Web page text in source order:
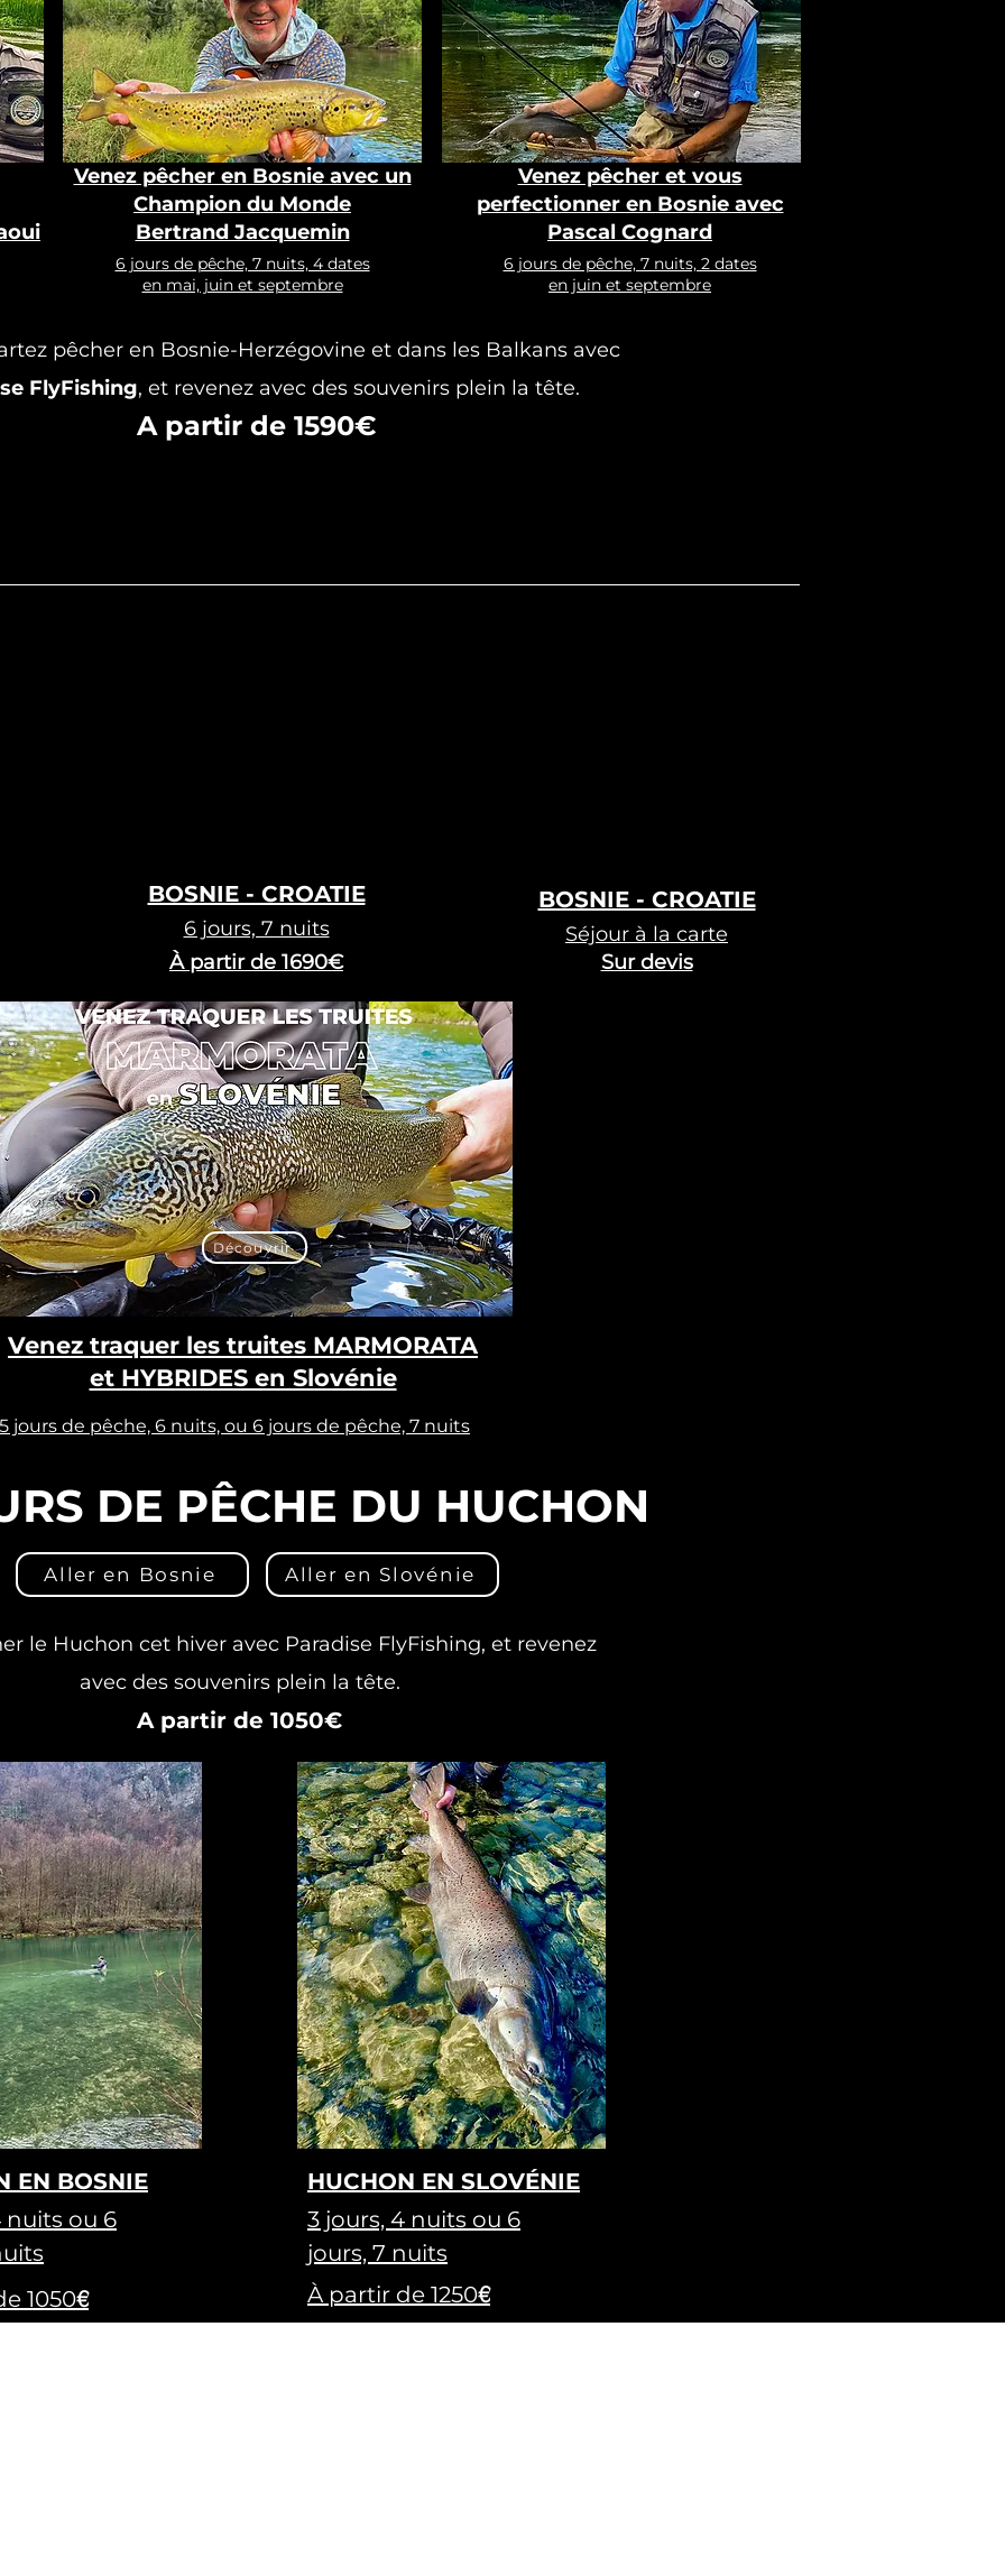
Venez pêcher en Bosnie avec un
Champion du Monde
Bertrand Jacquemin
6 jours de pêche, 7 nuits, 4 dates
en mai, juin et septembre
Venez pêcher et vous
perfectionner en Bosnie avec
Pascal Cognard
6 jours de pêche, 7 nuits, 2 dates
en juin et septembre
pêcher en Bosnie-Herzégovine et dans les Balkans avec
FlyFishing, et revenez avec des souvenirs plein la tête.
A partir de 1590€
BOSNIE - CROATIE
6 jours, 7 nuits
À partir de 1690€
BOSNIE - CROATIE
Séjour à la carte
Sur devis
Découvrir
Venez traquer les truites MARMORATA
et HYBRIDES en Slovénie
5 jours de pêche, 6 nuits, ou 6 jours de pêche, 7 nuits
DE PÊCHE DU HUCHON
Aller en Bosnie Aller en Slovénie
le Huchon cet hiver avec Paradise FlyFishing, et revenez
avec des souvenirs plein la tête.
A partir de 1050€
EN BOSNIE
nuits ou 6
1050€
HUCHON EN SLOVÉNIE
À partir de 1250€
3 jours, 4 nuits ou 6
jours, 7 nuits